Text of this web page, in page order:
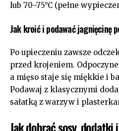
lub 70–75°C (pełne
Jak kroić i podawać jagnięcinę
Po upieczeniu zawsze
przed krojeniem.
a mięso staje się miękkie i
Podawaj z klasycznymi
sałatką z warzyw i
Jak dobrać sosy,